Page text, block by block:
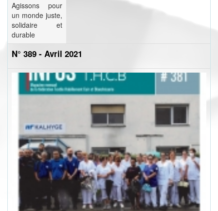
Agissons pour
un monde juste,
solidaire et
durable
N° 389 - Avril 2021